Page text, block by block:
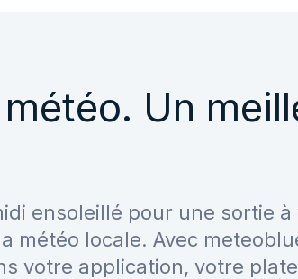
Un
ensoleillé pour une sortie
météo locale. Avec
votre application, votre